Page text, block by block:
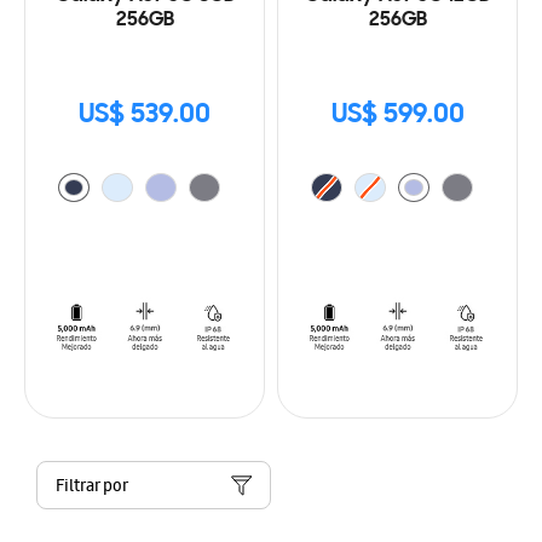
256GB
US$ 539.00
256GB
US$ 599.00
Filtrar por